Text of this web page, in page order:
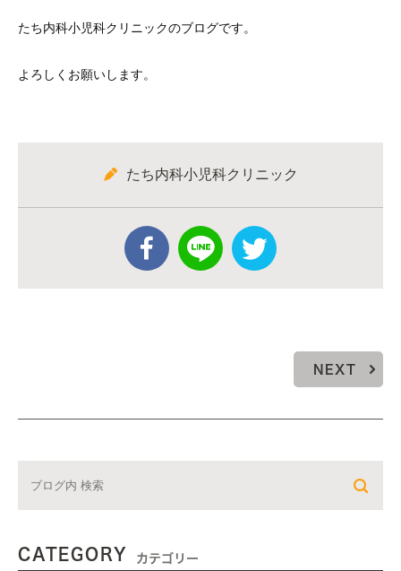
たち内科小児科クリニックのブログです。
よろしくお願いします。
たち内科小児科クリニック
NEXT
CATEGORY カテゴリー